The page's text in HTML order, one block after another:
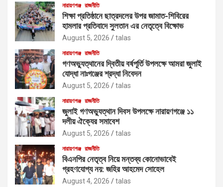
নারায়ণগঞ্জ রাজনীতি
শিক্ষা প্রতিষ্ঠানে ছাত্রদলের উপর জামাত-শিবিরের
হামলার প্রতিবাদে সুলতান এর নেতৃত্বে বিক্ষোভ
August 5, 2026 talas
নারায়ণগঞ্জ রাজনীতি
গণঅভ্যুত্থানের দ্বিতীয় বর্ষপূর্তি উপলক্ষে আমরা জুলাই
যোদ্ধা নাঃগঞ্জের শ্রদ্ধা নিবেদন
August 5, 2026 talas
নারায়ণগঞ্জ রাজনীতি
জুলাই গণঅভ্যুত্থান দিবস উপলক্ষে নারায়ণগঞ্জে ১১
দলীয় ঐক্যের সমাবেশ
August 5, 2026 talas
নারায়ণগঞ্জ রাজনীতি
বিএনপির নেতৃত্ব নিয়ে মন্তব্য কোনোভাবেই
গ্রহণযোগ্য নয়: জহির আহমেদ সোহেল
August 4, 2026 talas